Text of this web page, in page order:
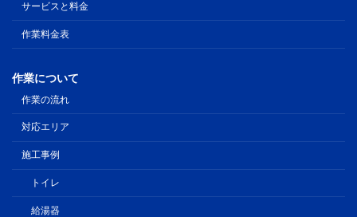
サービスと料金
作業料金表
作業について
作業の流れ
対応エリア
施工事例
トイレ
給湯器